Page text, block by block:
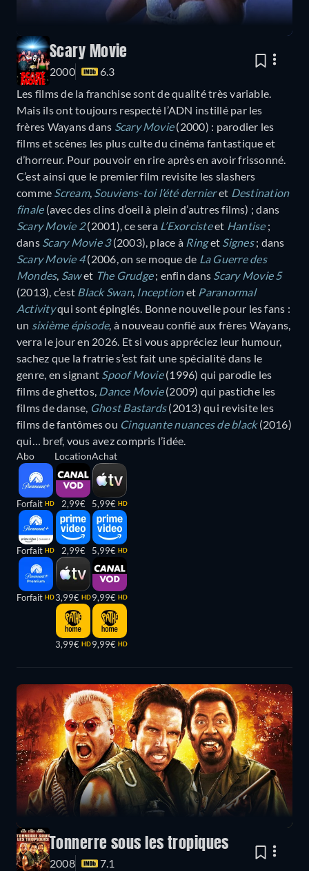
Scary Movie
2000
6.3
Les films de la franchise sont de qualité très variable.
Mais ils ont toujours respecté l’ADN instillé par les
frères Wayans dans Scary Movie(2000) : parodier les
films et scènes les plus culte du cinéma fantastique et
d’horreur. Pour pouvoir en rire après en avoir frissonné.
C’est ainsi que le premier film revisite les slashers
comme Scream, Souviens-toi l’été dernieret Destination
finale(avec des clins d’oeil à plein d’autres films) ; dans
Scary Movie 2(2001), ce sera L’Exorcisteet Hantise;
dans Scary Movie 3(2003), place à Ringet Signes; dans
Scary Movie 4(2006, on se moque de La Guerre des
Mondes, Sawet The Grudge; enfin dans Scary Movie 5
(2013), c’est Black Swan, Inceptionet Paranormal
Activityqui sont épinglés. Bonne nouvelle pour les fans :
un sixième épisode, à nouveau confié aux frères Wayans,
verra le jour en 2026. Et si vous appréciez leur humour,
sachez que la fratrie s’est fait une spécialité dans le
genre, en signant Spoof Movie(1996) qui parodie les
films de ghettos, Dance Movie(2009) qui pastiche les
films de danse, Ghost Bastards(2013) qui revisite les
films de fantômes ou Cinquante nuances de black(2016)
qui… bref, vous avez compris l’idée.
Abo
Forfait HD
Forfait HD
Forfait HD
Location
2,99€
2,99€
3,99€ HD
3,99€ HD
Achat
5,99€ HD
5,99€ HD
9,99€ HD
9,99€ HD
Tonnerre sous les tropiques
2008
7.1